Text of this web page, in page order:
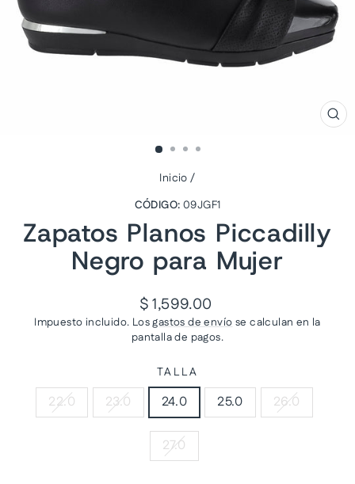
Inicio /
CÓDIGO: 09JGF1
Zapatos Planos Piccadilly
Negro para Mujer
Precio
habitual
$ 1,599.00
Impuesto incluido. Losgastos de envío se calculan en la
pantalla de pagos.
TALLA
22.0 23.0 24.0 25.0 26.0
27.0